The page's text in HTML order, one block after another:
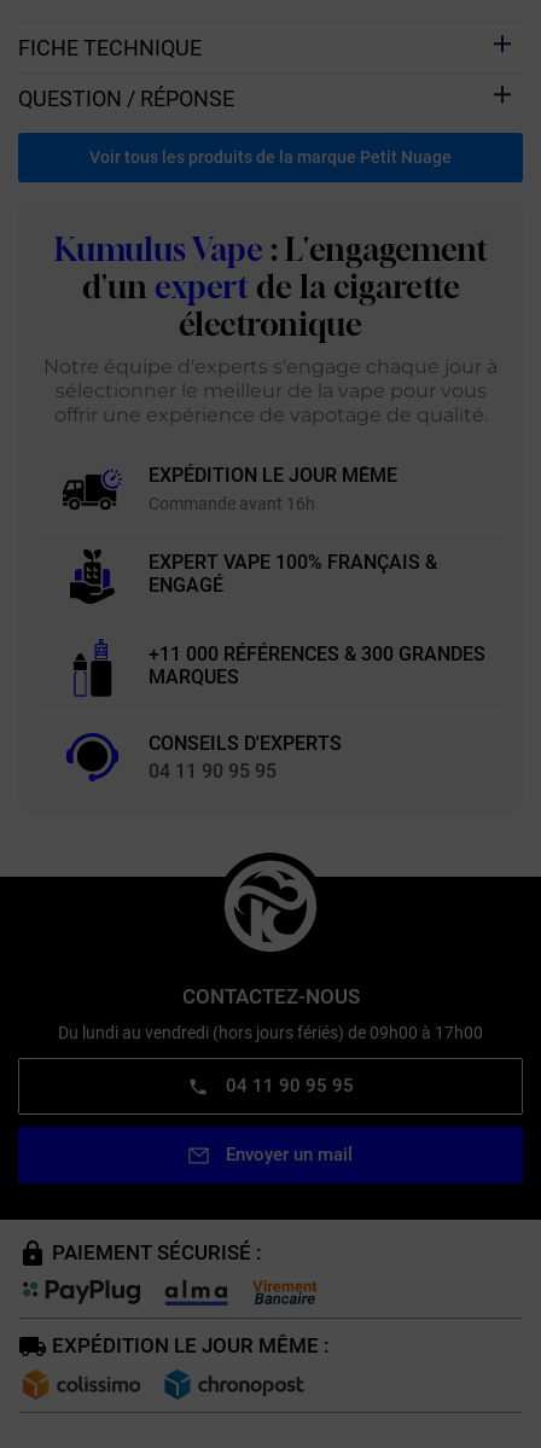
FICHE TECHNIQUE
QUESTION / RÉPONSE
Voir tous les produits de la marque Petit Nuage
Kumulus Vape : L'engagement
d'un expert de la cigarette
électronique
Notre équipe d'experts s'engage chaque jour à
sélectionner le meilleur de la vape pour vous
offrir une expérience de vapotage de qualité.
EXPÉDITION LE JOUR MÊME
Commande avant 16h
EXPERT VAPE 100% FRANÇAIS &
ENGAGÉ
+11 000 RÉFÉRENCES & 300 GRANDES
MARQUES
CONSEILS D'EXPERTS
04 11 90 95 95
CONTACTEZ-NOUS
Du lundi au vendredi (hors jours fériés) de 09h00 à 17h00
04 11 90 95 95
Envoyer un mail
PAIEMENT SÉCURISÉ :
EXPÉDITION LE JOUR MÊME :